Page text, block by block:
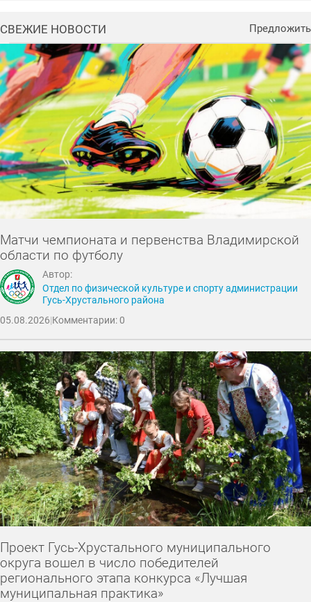
СВЕЖИЕ НОВОСТИ Предложить
Матчи чемпионата и первенства Владимирской
области по футболу
Автор:
Отдел по физической культуре и спорту администрации
Гусь-Хрустального района
05.08.2026|Комментарии: 0
Проект Гусь-Хрустального муниципального
округа вошел в число победителей
регионального этапа конкурса «Лучшая
муниципальная практика»